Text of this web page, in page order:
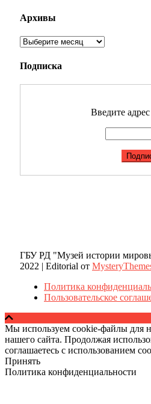
Архивы
Архивы
Подписка
Введите
ГБУ РД "Музей истории
2022 | Editorial от
Политика
Пользовательское
Мы используем cookie-файлы для
нашего сайта. Продолжая
соглашаетесь с использованием
Принять
Политика конфиденциальности